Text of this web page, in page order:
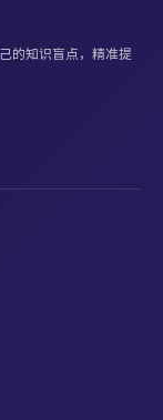
的知识盲点，精准提